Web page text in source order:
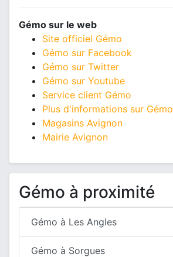
Gémo sur le web
Site officiel Gémo
Gémo sur Facebook
Gémo sur Twitter
Gémo sur Youtube
Service client Gémo
Plus d'informations sur Gémo
Magasins Avignon
Mairie Avignon
Gémo à proximité
Gémo à Les Angles
Gémo à Sorgues